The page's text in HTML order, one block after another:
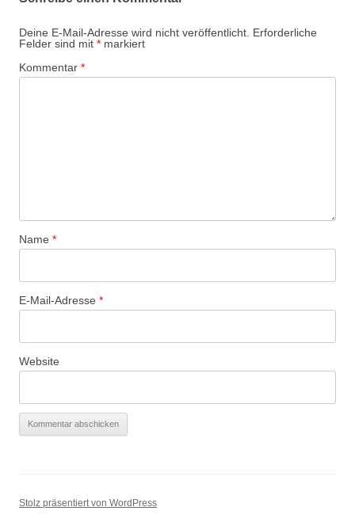
Deine E-Mail-Adresse wird nicht veröffentlicht. Erforderliche
Felder sind mit * markiert
Kommentar *
Name *
E-Mail-Adresse *
Website
Stolz präsentiert von WordPress